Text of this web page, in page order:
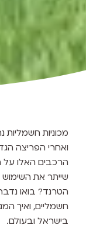
מכוניות חשמליות
ואחרי הפריצה
הרכבים האלו על
שייתר את השימוש
הטרנד? בואו נדבר
חשמליים, ואיך
בישראל ובעולם.